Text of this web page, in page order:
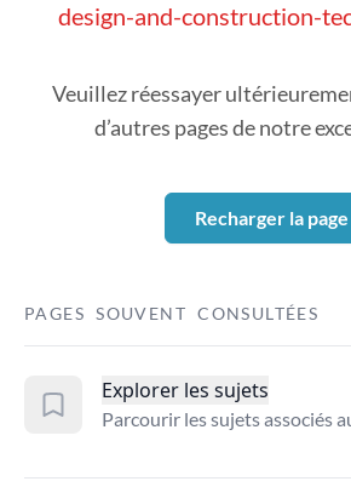
design-and-construction-
Veuillez réessayer
d’autres pages de notre
Recharger la page
PAGES SOUVENT CONSULTÉES
Explorer les sujets
Parcourir les sujets associés